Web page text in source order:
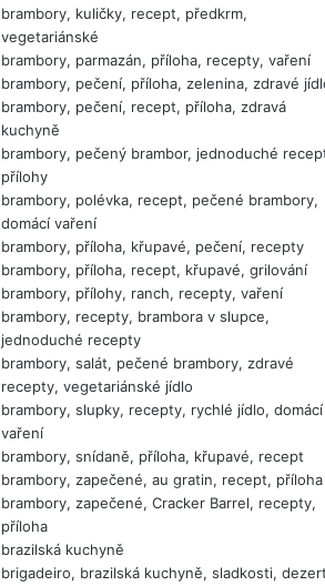
brambory, kuličky, recept, předkrm,
vegetariánské
brambory, parmazán, příloha, recepty, vaření
brambory, pečení, příloha, zelenina, zdravé
brambory, pečení, recept, příloha, zdravá
kuchyně
brambory, pečený brambor, jednoduché
přílohy
brambory, polévka, recept, pečené brambory,
domácí vaření
brambory, příloha, křupavé, pečení, recepty
brambory, příloha, recept, křupavé, grilování
brambory, přílohy, ranch, recepty, vaření
brambory, recepty, brambora v slupce,
jednoduché recepty
brambory, salát, pečené brambory, zdravé
recepty, vegetariánské jídlo
brambory, slupky, recepty, rychlé jídlo, domácí
vaření
brambory, snídaně, příloha, křupavé, recept
brambory, zapečené, au gratin, recept, příloha
brambory, zapečené, Cracker Barrel, recepty,
příloha
brazilská kuchyně
brigadeiro, brazilská kuchyně, sladkosti,